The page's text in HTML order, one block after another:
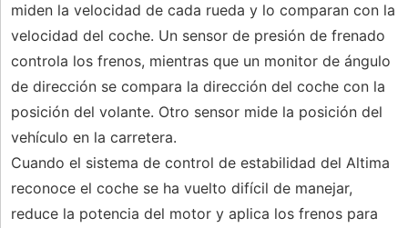
miden la velocidad de cada rueda y lo comparan con la
velocidad del coche. Un sensor de presión de frenado
controla los frenos, mientras que un monitor de ángulo
de dirección se compara la dirección del coche con la
posición del volante. Otro sensor mide la posición del
vehículo en la carretera.
Cuando el sistema de control de estabilidad del Altima
reconoce el coche se ha vuelto difícil de manejar,
reduce la potencia del motor y aplica los frenos para